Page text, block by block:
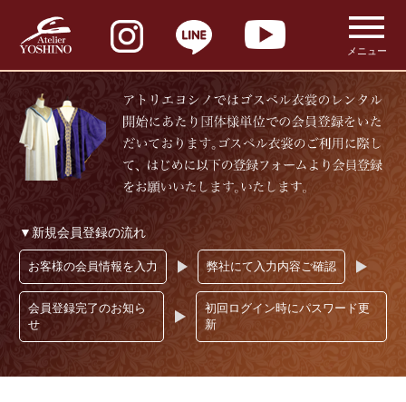
メニュー
▼新規会員登録の流れ
お客様の会員情報を入力 弊社にて入力内容ご確認
会員登録完了のお知ら
せ
初回ログイン時にパスワード更
新